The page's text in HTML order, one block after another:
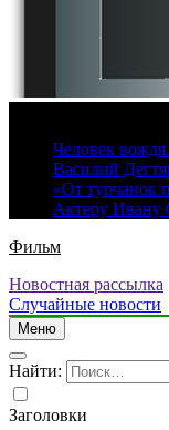
Человек
Василий
«От турчанок
Актеру Ивану
Фильм
Новостная рассылка
Случайные новости
Меню
Найти:
Заголовки